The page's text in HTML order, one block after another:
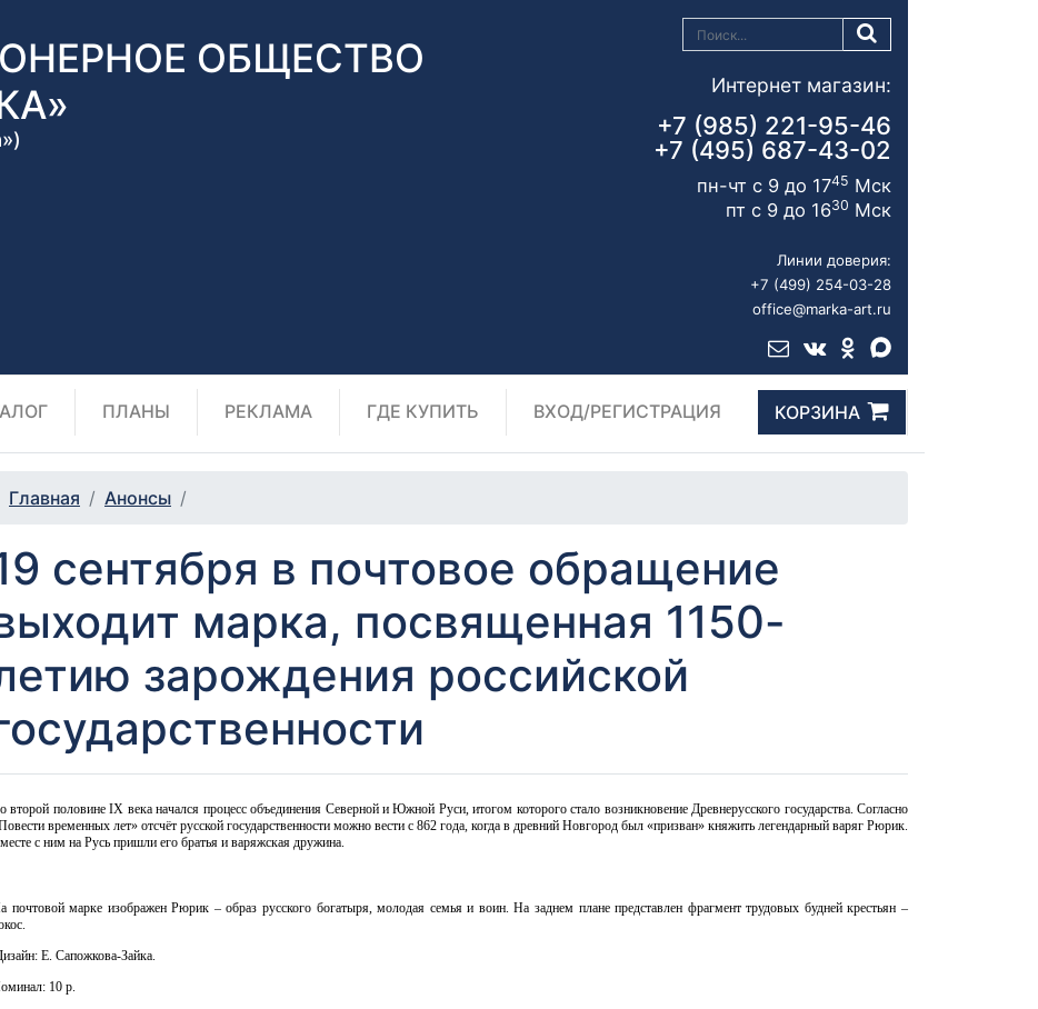
ОБЩЕСТВО
Интернет магазин:
+7 (985) 221-95-46
+7 (495) 687-43-02
пн-чт с 9 до 1745 Мск
пт с 9 до 1630 Мск
Линии доверия:
+7 (499) 254-03-28
office@marka-art.ru
ПЛАНЫ РЕКЛАМА ГДЕ КУПИТЬ ВХОД/РЕГИСТРАЦИЯ КОРЗИНА
Главная Анонсы
сентября в почтовое обращение
марка, посвященная 1150-
зарождения российской
второй половине IX века начался процесс объединения Северной и Южной Руси, итогом которого стало возникновение Древнерусского государства. Согласно
временных лет» отсчёт русской государственности можно вести с 862 года, когда в древний Новгород был «призван» княжить легендарный варяг Рюрик.
с ним на Русь пришли его братья и варяжская дружина.
почтовой марке изображен Рюрик – образ русского богатыря, молодая семья и воин. На заднем плане представлен фрагмент трудовых будней крестьян –
Е. Сапожкова-Зайка.
10 р.